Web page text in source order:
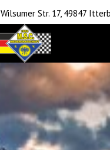
Wilsumer Str. 17, 49847